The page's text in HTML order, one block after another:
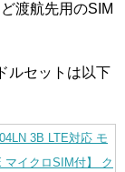
渡航先用のSIM
ルセットは以下
3B LTE対応 モ
マイクロSIM付】 ク